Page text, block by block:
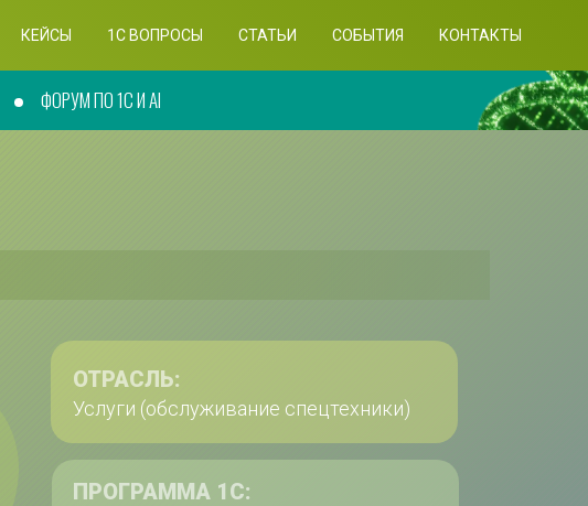
КЕЙСЫ 1C ВОПРОСЫ СТАТЬИ СОБЫТИЯ КОНТАКТЫ
ФОРУМ ПО 1С И AI
ОТРАСЛЬ:
ПРОГРАММА 1С:
Услуги (обслуживание спецтехники)